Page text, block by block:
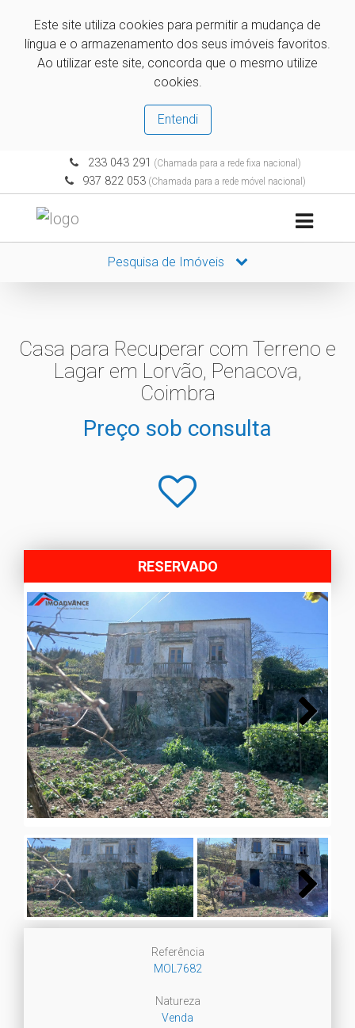
Este site utiliza cookies para permitir a mudança de
língua e o armazenamento dos seus imóveis favoritos.
Ao utilizar este site, concorda que o mesmo utilize
cookies.
Entendi
233 043 291 (Chamada para a rede fixa nacional)
937 822 053 (Chamada para a rede móvel nacional)
Pesquisa de Imóveis
Casa para Recuperar com Terreno e
Lagar em Lorvão, Penacova,
Coimbra
Preço sob consulta
RESERVADO
Next
Next
Referência
MOL7682
Natureza
Venda